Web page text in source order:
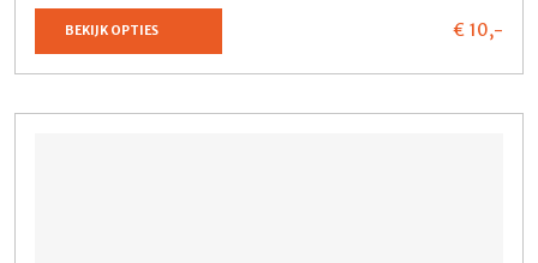
BEKIJK OPTIES € 10,-